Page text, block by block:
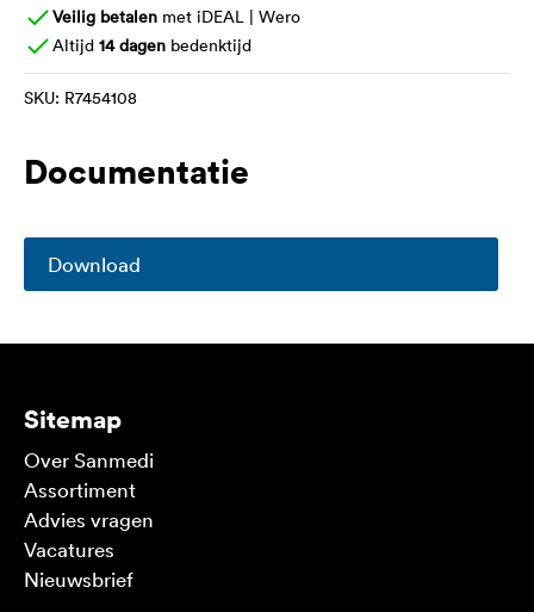
Veilig betalen met iDEAL | Wero
Altijd 14 dagen bedenktijd
SKU: R7454108
Documentatie
Download
Sitemap
Over Sanmedi
Assortiment
Advies vragen
Vacatures
Nieuwsbrief